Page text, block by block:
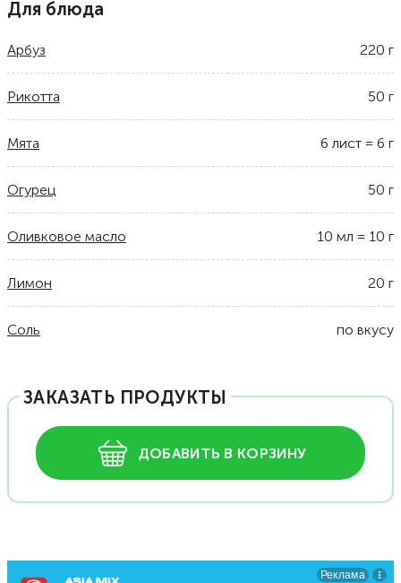
Для блюда
Арбуз 220 г
Рикотта 50 г
Мята 6 лист = 6 г
Огурец 50 г
Оливковое масло 10 мл = 10 г
Лимон 20 г
Соль по вкусу
ЗАКАЗАТЬ ПРОДУКТЫ
ДОБАВИТЬ В КОРЗИНУ